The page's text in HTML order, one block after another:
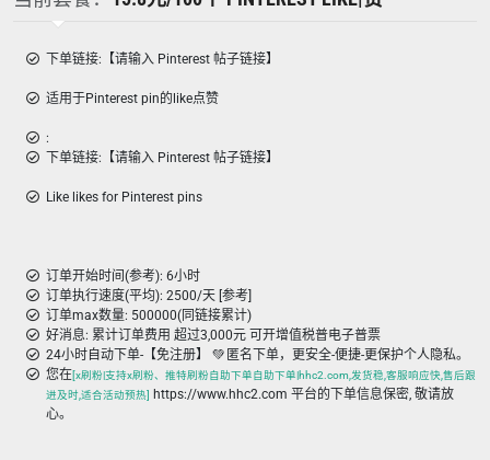
下单链接:【请输入 Pinterest 帖子链接】
适用于Pinterest pin的like点赞
:
下单链接:【请输入 Pinterest 帖子链接】
Like likes for Pinterest pins
订单开始时间(参考): 6小时
订单执行速度(平均): 2500/天 [参考]
订单max数量: 500000(同链接累计)
好消息: 累计订单费用 超过3,000元 可开增值税普电子普票
24小时自动下单-【免注册】 💚 匿名下单，更安全-便捷-更保护个人隐私。
您在[x刷粉|支持x刷粉、推特刷粉自助下单自助下单|hhc2.com,发货稳,客服响应快,售后跟
进及时,适合活动预热]
https://www.hhc2.com 平台的下单信息保密, 敬请放
心。